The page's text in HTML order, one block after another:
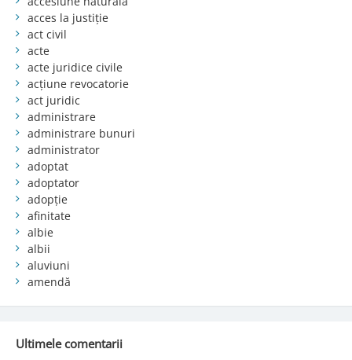
acces la justiție
act civil
acte
acte juridice civile
acțiune revocatorie
act juridic
administrare
administrare bunuri
administrator
adoptat
adoptator
adopție
afinitate
albie
albii
aluviuni
amendă
Ultimele comentarii